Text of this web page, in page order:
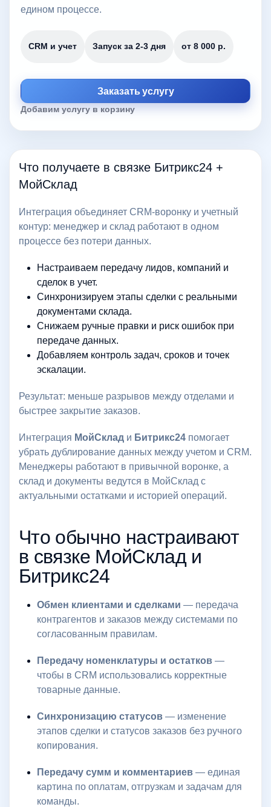
едином процессе.
CRM и учет Запуск за 2-3 дня от 8 000 р.
Заказать услугу
Добавим услугу в корзину
Что получаете в связке Битрикс24 +
МойСклад
Интеграция объединяет CRM-воронку и учетный
контур: менеджер и склад работают в одном
процессе без потери данных.
Настраиваем передачу лидов, компаний и
сделок в учет.
Синхронизируем этапы сделки с реальными
документами склада.
Снижаем ручные правки и риск ошибок при
передаче данных.
Добавляем контроль задач, сроков и точек
эскалации.
Результат: меньше разрывов между отделами и
быстрее закрытие заказов.
Интеграция МойСклад и Битрикс24 помогает
убрать дублирование данных между учетом и CRM.
Менеджеры работают в привычной воронке, а
склад и документы ведутся в МойСклад с
актуальными остатками и историей операций.
Что обычно настраивают
в связке МойСклад и
Битрикс24
Обмен клиентами и сделками — передача
контрагентов и заказов между системами по
согласованным правилам.
Передачу номенклатуры и остатков —
чтобы в CRM использовались корректные
товарные данные.
Синхронизацию статусов — изменение
этапов сделки и статусов заказов без ручного
копирования.
Передачу сумм и комментариев — единая
картина по оплатам, отгрузкам и задачам для
команды.